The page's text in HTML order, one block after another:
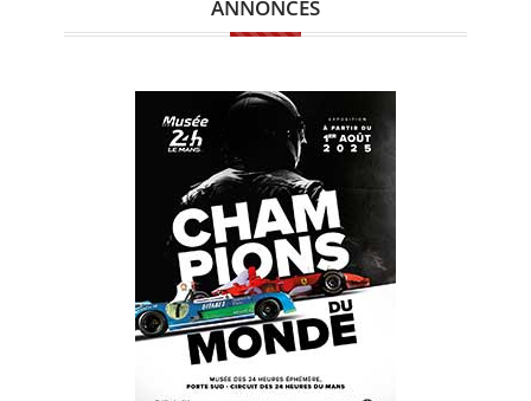
ANNONCES